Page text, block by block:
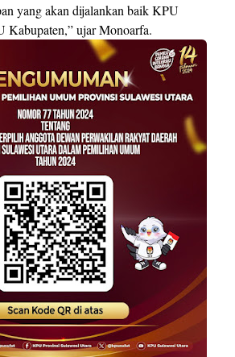
yang akan dijalankan baik KPU
Kabupaten,” ujar Monoarfa.